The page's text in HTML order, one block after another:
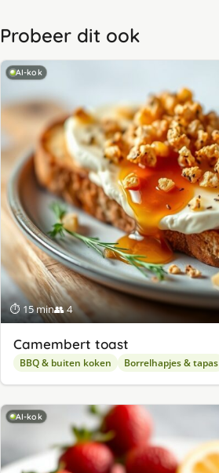
Probeer dit ook
AI-kok
⏱ 15 min👥 4
Camembert toast
BBQ & buiten koken Borrelhapjes & tapas
AI-kok